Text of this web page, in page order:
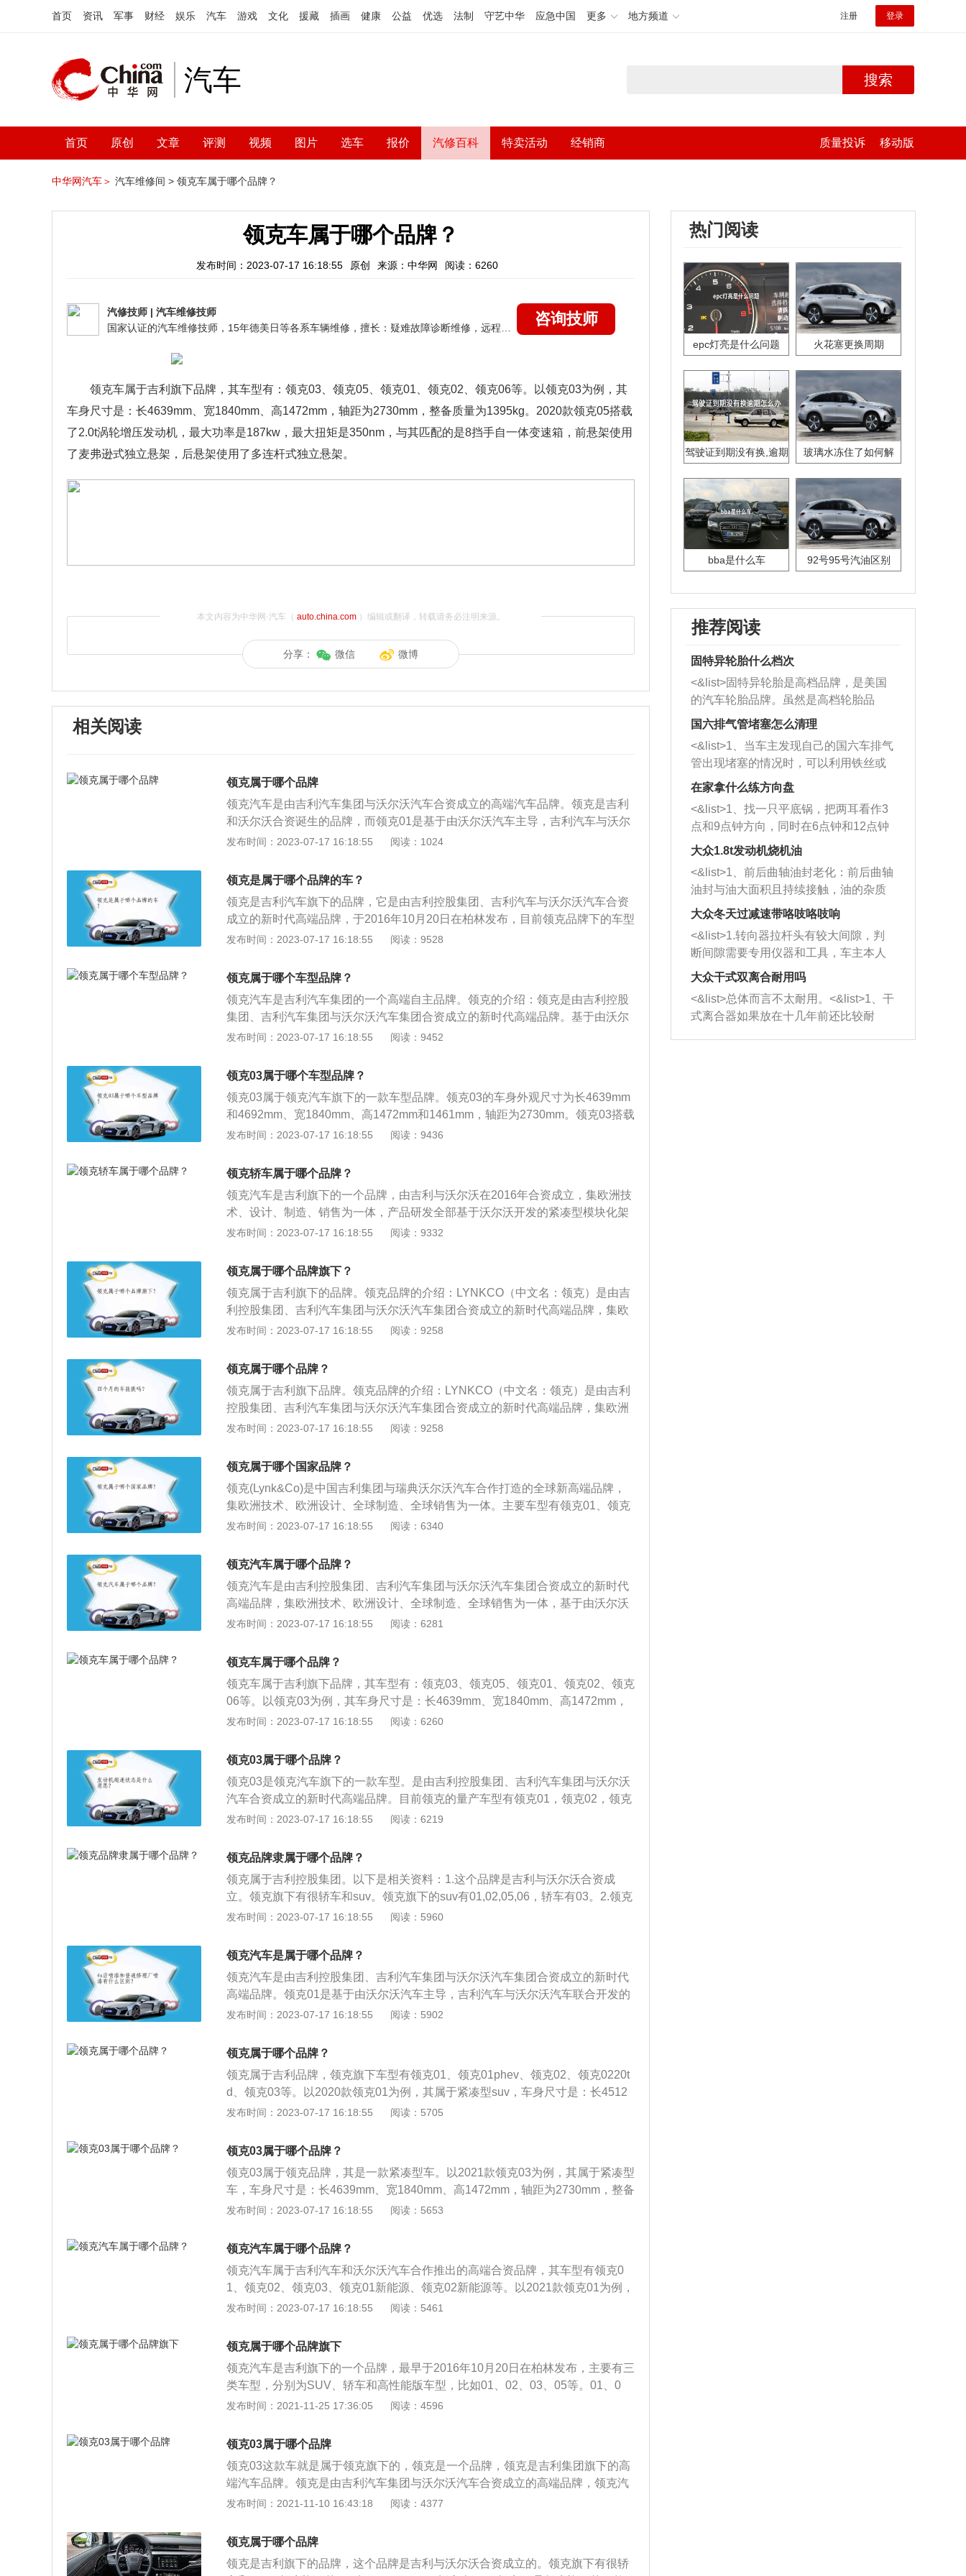
首页 资讯 军事 财经 娱乐 汽车 游戏 文化 援藏 插画 健康 公益 优选 法制 守艺中华 应急中国 更多 地方频道 注册 登录
汽车 搜索
首页 原创 文章 评测 视频 图片 选车 报价 汽修百科 特卖活动 经销商 质量投诉 移动版
中华网汽车＞ 汽车维修间 > 领克车属于哪个品牌？
领克车属于哪个品牌？
发布时间：2023-07-17 16:18:55 原创 来源：中华网 阅读：6260
汽修技师 | 汽车维修技师
咨询技师
领克车属于吉利旗下品牌，其车型有：领克03、领克05、领克01、领克02、领克06等。以领克03为例，其
车身尺寸是：长4639mm、宽1840mm、高1472mm，轴距为2730mm，整备质量为1395kg。2020款领克05搭载
了2.0t涡轮增压发动机，最大功率是187kw，最大扭矩是350nm，与其匹配的是8挡手自一体变速箱，前悬架使用
了麦弗逊式独立悬架，后悬架使用了多连杆式独立悬架。
本文内容为中华网·汽车（ auto.china.com）编辑或翻译，转载请务必注明来源。
分享： 微信 微博
相关阅读
领克属于哪个品牌
领克汽车是由吉利汽车集团与沃尔沃汽车合资成立的高端汽车品牌。领克是吉利
和沃尔沃合资诞生的品牌，而领克01是基于由沃尔沃汽车主导，吉利汽车与沃尔
沃汽车联合开发的全新CMA基础模块架构打造的第一款产品。它集欧洲技术、欧
沃汽车联合开发的CMA中级车基础模块架构建立，于2016年10月20日在柏林发
布。领克品牌在技术与品质上对标豪华品牌，在市场定位和消费群体上对标一线
外资品牌，为消费者创造全新的品牌体验和价值感。领克中心是领克品牌主要的
渠道模式之一，不仅具有传统汽车销售店展示、销售、售后服务等全部功能，还
将为消费者提供便捷在线销售服务和店内体验服务。领克空间选址于都市大型商
度。领克空间承载了“个性、开放、互联”的品牌理念，区别于传统汽车经销商店
的刻板印象，基于现代都市生活打造场景化、沉浸式的全方位感官体验。领克商
城采用透明的订单系统，让消费者可以看到车辆制造与物流过程，并展示出领克
开展示。领克商城在渠道、物流、产品、支付、服务等各个环节带给用户较好购
发布时间：2023-07-17 16:18:55 阅读：1024
领克是属于哪个品牌的车？
领克是吉利汽车旗下的品牌，它是由吉利控股集团、吉利汽车与沃尔沃汽车合资
成立的新时代高端品牌，于2016年10月20日在柏林发布，目前领克品牌下的车型
有领克01，领克02，领克03。关于领克的更多信息如下：理念上：领克品牌在技
是欧洲技术、欧洲设计、全球制造秉持生而全球，开放互联的品牌理念。推出车
型：目前吉利汽车推出的所有车型都是紧凑型suv，采用的是轿跑式设计风格，
现在已经推出领克01、领克02以及领克03三款车型。
发布时间：2023-07-17 16:18:55 阅读：9528
领克属于哪个车型品牌？
领克汽车是吉利汽车集团的一个高端自主品牌。领克的介绍：领克是由吉利控股
集团、吉利汽车集团与沃尔沃汽车集团合资成立的新时代高端品牌。基于由沃尔
沃汽车主导，吉利汽车与沃尔沃汽车联合开发的CMA基础模块架构建立。领克旗
克03、领克03+、领克03PHEV、领克05、领克06。
发布时间：2023-07-17 16:18:55 阅读：9452
领克03属于哪个车型品牌？
领克03属于领克汽车旗下的一款车型品牌。领克03的车身外观尺寸为长4639mm
和4692mm、宽1840mm、高1472mm和1461mm，轴距为2730mm。领克03搭载
1.5T涡轮增压发动机和2.0T涡轮增压发动机，匹配6速手动变速箱、7速双离合变
立前悬架和多连杆式独立后悬架，助力类型为电动助力。
发布时间：2023-07-17 16:18:55 阅读：9436
领克轿车属于哪个品牌？
领克汽车是吉利旗下的一个品牌，由吉利与沃尔沃在2016年合资成立，集欧洲技
术、设计、制造、销售为一体，产品研发全部基于沃尔沃开发的紧凑型模块化架
构（CMA）平台。领克03是领克旗下的一辆紧凑型汽车，其车身长宽高分别是46
率版1.5升涡轮增压发动机、高功率版1.5升涡轮增压发动机、20升涡轮增压发动
机。
发布时间：2023-07-17 16:18:55 阅读：9332
领克属于哪个品牌旗下？
领克属于吉利旗下的品牌。领克品牌的介绍：LYNKCO（中文名：领克）是由吉
利控股集团、吉利汽车集团与沃尔沃汽车集团合资成立的新时代高端品牌，集欧
洲技术、欧洲设计、全球制造、全球销售为一体，基于由沃尔沃汽车主导，吉利
02、03车型。领克01和02和03三者定位不同，消费人群也不一样。领克01为紧
凑型SUV，领克02车型定位为轿跑SUV车型，领克03为三厢紧凑型轿车。
发布时间：2023-07-17 16:18:55 阅读：9258
领克属于哪个品牌？
领克属于吉利旗下品牌。领克品牌的介绍：LYNKCO（中文名：领克）是由吉利
控股集团、吉利汽车集团与沃尔沃汽车集团合资成立的新时代高端品牌，集欧洲
技术、欧洲设计、全球制造、全球销售为一体，基于由沃尔沃汽车主导，吉利汽
(领克)是欧洲技术、欧洲设计、全球制造、全球销售的新时代高端品牌，它诞生
于互联网时代，将互联网思维与传统汽车工业相融合，实现出行方式向个性、开
放、互联的趋势变革。
发布时间：2023-07-17 16:18:55 阅读：9258
领克属于哪个国家品牌？
领克(Lynk&Co)是中国吉利集团与瑞典沃尔沃汽车合作打造的全球新高端品牌，
集欧洲技术、欧洲设计、全球制造、全球销售为一体。主要车型有领克01、领克
01PHEV、领克02、领克022.0TD、领克02PHEV、领克03、领克032.0TD、领
月20日，吉利控股集团宣布设立吉利汽车欧洲研发中心和哥德堡造型中心。2016
年10月19日，吉利汽车集团邀请媒体参观吉利汽车欧洲研发中心（CEVT）和哥
德堡造型中心，并首次展示了领克01概念车。2017年4月16日，领克品牌在中国
正式发布。2017年11月28日，领克首款车型领克01在宁波国际赛车场正式上
市。2018年8月20日，领克全国31个城市的32家领克中心联合宣布开业。2018年
款领克01正式发布并上市。2021年11月18日，领克在广州车展前夜宣布“亚太计
划”正式落地科威特。
发布时间：2023-07-17 16:18:55 阅读：6340
领克汽车属于哪个品牌？
领克汽车是由吉利控股集团、吉利汽车集团与沃尔沃汽车集团合资成立的新时代
高端品牌，集欧洲技术、欧洲设计、全球制造、全球销售为一体，基于由沃尔沃
汽车主导，吉利汽车与沃尔沃汽车联合开发的CMA基础模块架构建立。以下是关
念，个性、开放、互联的品牌价值，具有与生俱来的全球化基因，为全球都市人
群打造，它诞生于互联网时代，将互联网思维与传统汽车工业相融合，实现出行
方式向个性、开放、互联的趋势变革。2、领克洞察互联网时代都市年轻族群的
生活方式和购物习惯，以传统经销模式为基础，用互联网思维打造线上+线下全
面融合的渠道模式。3、线上领克商城和线下领克中心、领克空间各有侧重、全
务生态。
发布时间：2023-07-17 16:18:55 阅读：6281
领克车属于哪个品牌？
领克车属于吉利旗下品牌，其车型有：领克03、领克05、领克01、领克02、领克
06等。以领克03为例，其车身尺寸是：长4639mm、宽1840mm、高1472mm，
轴距为2730mm，整备质量为1395kg。2020款领克05搭载了2.0t涡轮增压发动
箱，前悬架使用了麦弗逊式独立悬架，后悬架使用了多连杆式独立悬架。
发布时间：2023-07-17 16:18:55 阅读：6260
领克03属于哪个品牌？
领克03是领克汽车旗下的一款车型。是由吉利控股集团、吉利汽车集团与沃尔沃
汽车合资成立的新时代高端品牌。目前领克的量产车型有领克01，领克02，领克
03。以下是对领克03的具体介绍：1、领克是继领克01和领克02走红之后，领克
纯lite外，其它的车型在这个基本上都是以三缸发动机为主，变速箱只有最低配车
型提供一款手动挡，其余车型均为7挡双离合变速箱。2、在外观的设计上面来说
新车在整体造型与领克家族设计风格完全一致，青蛙式的分体式前大灯组依旧保
持原版，前卫个性大胆都是这款车的一个创新理念。配置上来说的话相比前两代
还是有很多亮眼的设计存在。
发布时间：2023-07-17 16:18:55 阅读：6219
领克品牌隶属于哪个品牌？
领克属于吉利控股集团。以下是相关资料：1.这个品牌是吉利与沃尔沃合资成
立。领克旗下有很轿车和suv。领克旗下的suv有01,02,05,06，轿车有03。2.领克
02是领克旗下的一款紧凑型suv，这款车一共使用了三款发动机，分别是低功率
机。3.02的低功率版1.5升涡轮增压发动机拥有156马力和245牛米的最大扭矩，
这款发动机的最大功率转速为5000转每分钟，最大扭矩转速为1450到4000转每
分钟。与这款发动机匹配的是6速手动变速箱。4.高功率版1.5升涡轮增压发动机
拥有180马力和265牛米的最大扭矩，这款发动机的最大功率转速为5500转每分
钟，最大扭矩转速为1500到4000转每分钟。与这款发动机匹配的是7速双离合变
的最大功率转速为4700转每分钟，最大扭矩转速为1400到4000转每分钟。与这
款发动机匹配的是6at变速箱。领克02的前悬架使用了麦弗逊独立悬架，后悬架使
用了多连杆独立悬架。多连杆独立悬架可以提高车轮的贴地性能。
发布时间：2023-07-17 16:18:55 阅读：5960
领克汽车是属于哪个品牌？
领克汽车是由吉利控股集团、吉利汽车集团与沃尔沃汽车集团合资成立的新时代
高端品牌。领克01是基于由沃尔沃汽车主导，吉利汽车与沃尔沃汽车联合开发的
全新CMA基础模块架构打造的第一款产品。领克集欧洲技术、欧洲设计、全球制
的CMA中级车基础模块架构建立，于2016年10月20日在柏林发布；由坐落于哥
德堡的吉利汽车欧洲研发中心（CEVT）和哥德堡设计团队负责研发与设计，并
将与沃尔沃汽车在中国共享制造基地；按照与沃尔沃同样的质量标准、制造工艺
生产具有世界领先品质的汽车产品，基于对自身技术、品质和售后服务能力的信
心，领克对标豪华品牌，将为中国消费者提供行业最高标准的无忧购车、无忧用
发布时间：2023-07-17 16:18:55 阅读：5902
领克属于哪个品牌？
领克属于吉利品牌，领克旗下车型有领克01、领克01phev、领克02、领克0220t
d、领克03等。以2020款领克01为例，其属于紧凑型suv，车身尺寸是：长4512
mm、宽1857mm、高1689mm，轴距为2734mm，整备质量为1736kg。2020款
涡轮增压发动机，最大马力是143ps，最大功率是105kw，最大扭矩是215nm，
与其匹配的是7挡双离合变速箱。
发布时间：2023-07-17 16:18:55 阅读：5705
领克03属于哪个品牌？
领克03属于领克品牌，其是一款紧凑型车。以2021款领克03为例，其属于紧凑型
车，车身尺寸是：长4639mm、宽1840mm、高1472mm，轴距为2730mm，整备
质量为1395kg。2021款领克03前悬架是麦弗逊式独立悬架，后悬架是多连杆式
w，最大扭矩是245nm，与其匹配的是6挡手动变速箱。
发布时间：2023-07-17 16:18:55 阅读：5653
领克汽车属于哪个品牌？
领克汽车属于吉利汽车和沃尔沃汽车合作推出的高端合资品牌，其车型有领克0
1、领克02、领克03、领克01新能源、领克02新能源等。以2021款领克01为例，
其车身长宽高分别是：4549mm、1860mm、1689mm，轴距为2734mm，最小离
架，后悬架为多连杆式独立悬架，其搭载了2.0l涡轮增压发动机，最大马力是218
ps，最大功率是160kw，最大扭矩是325nm，与其匹配的是8挡手自一体变速
箱。
发布时间：2023-07-17 16:18:55 阅读：5461
领克属于哪个品牌旗下
领克汽车是吉利旗下的一个品牌，最早于2016年10月20日在柏林发布，主要有三
类车型，分别为SUV、轿车和高性能版车型，比如01、02、03、05等。01、0
2、05都是SUV，03是轿车，同时还有高性能版车型。领克品牌定位为豪华品
有独特自主的风格，以时尚简约为主，非常大气，无论是外出还是商务出行都非
常合适，这也最大程度上满足了年轻人的心理和生活工作需求。同时领克采用线
上和线下相结合的营销方式，这也更符合年轻人的消费习惯。
发布时间：2021-11-25 17:36:05 阅读：4596
领克03属于哪个品牌
领克03这款车就是属于领克旗下的，领克是一个品牌，领克是吉利集团旗下的高
端汽车品牌。领克是由吉利汽车集团与沃尔沃汽车合资成立的高端品牌，领克汽
车是基于吉利与沃尔沃合作研发的cma架构打造的。在2016年10月20日，领克品
的wtcr比赛，参加比赛使用的赛车是基于领克03打造的。领克汽车的安全性比较
不错，外观和内饰设计也深受年轻消费者的喜爱。领克03是最近热度比较高的一
款车，03还要推出高性能版本，喜欢性能车的朋友们可以关注一下领克03的高性
发布时间：2021-11-10 16:43:18 阅读：4377
领克属于哪个品牌
领克是吉利旗下的品牌，这个品牌是吉利与沃尔沃合资成立的。领克旗下有很轿
热门阅读
epc灯亮是什么问题 火花塞更换周期
驾驶证到期没有换,逾期
玻璃水冻住了如何解
bba是什么车 92号95号汽油区别
推荐阅读
固特异轮胎什么档次
<&list>固特异轮胎是高档品牌，是美国
的汽车轮胎品牌。虽然是高档轮胎品
牌，但是中高低端的轮胎都有生产，这
也是为了更好的开拓市场。
国六排气管堵塞怎么清理
<&list>1、当车主发现自己的国六车排气
管出现堵塞的情况时，可以利用铁丝或
者是细棍，直接将杂物给取出来，如果
堵塞情况比较严重，也可以采取应急措
施。 <&list>2、直接利用木棍将所有的
杂物推到排气管里面的位置处，然后将
三元催化器拆解开，就可以将堵塞的东
西取出来。但如果是因为积碳过多引起
的堵塞，就需要将三元催化器泡在草酸
洗剂对堵塞的情况得到解决，将清洗剂
放在燃油箱中，与燃油混合后，车辆启
动时，就可以和汽油一起进入到燃烧
室，最后形成废气排出，就可以让三元
催化器得到清洗，排气管堵塞的情况就
能够得到解决。
在家拿什么练方向盘
<&list>1、找一只平底锅，把两耳看作3
点和9点钟方向，同时在6点钟和12点钟
方向做一个标记。 <&list>2、双手握住
一圈半的练习，往右同样也要打相同的
圈数。 <&list>3、最后强调要反复练
习，这样就可以形成肌肉记忆，在真实
驾驶车辆时，不需要记忆也能打好方
向。
大众1.8t发动机烧机油
<&list>1、前后曲轴油封老化：前后曲轴
油封与油大面积且持续接触，油的杂质
和发动机内持续温度变化使其密封效果
逐渐减弱，导致渗油或漏油。<&list>2、
活塞间隙过大：积碳会使活塞环与缸体
的间隙扩大，导致机油流入燃烧室中，
造成烧机油。<&list>3、机油粘度。使用
机油粘度过小的话，同样会有烧机油现
象，机油粘度过小具有很好的流动性，
大众冬天过减速带咯吱咯吱响
<&list>1.转向器拉杆头有较大间隙，判
断间隙需要专用仪器和工具，车主本人
无法制作，需要将车辆送到修理厂或4s
店；<&list>2.车辆半轴套管防尘罩破
裂，破裂后会出现漏油现象，使半轴磨
损严重，磨损的半轴容易损坏，产生异
响；<&list>3.稳定器的转向胶套和球头
大众干式双离合耐用吗
<&list>总体而言不太耐用。<&list>1、干
式离合器如果放在十几年前还比较耐